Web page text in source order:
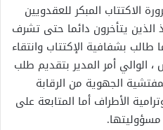
الاكتتاب المبكر للعقدويين
الذين يتأخرون دائما حتى تشرف
طالب بشفافية الإكتتاب وانتقاء
، الوالي أمر المدير بتقديم طلب
الجهوية من الرقابة
الأطراف أما المتابعة على